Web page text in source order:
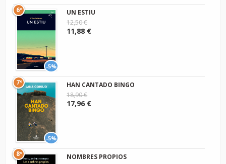
-5%
6º
UN ESTIU
12,50 €
11,88 €
-5%
7º
HAN CANTADO BINGO
18,90 €
17,96 €
8º
NOMBRES PROPIOS